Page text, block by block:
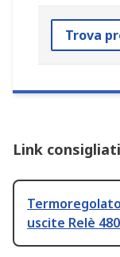
Trova
Link consigliati
uscite Relè